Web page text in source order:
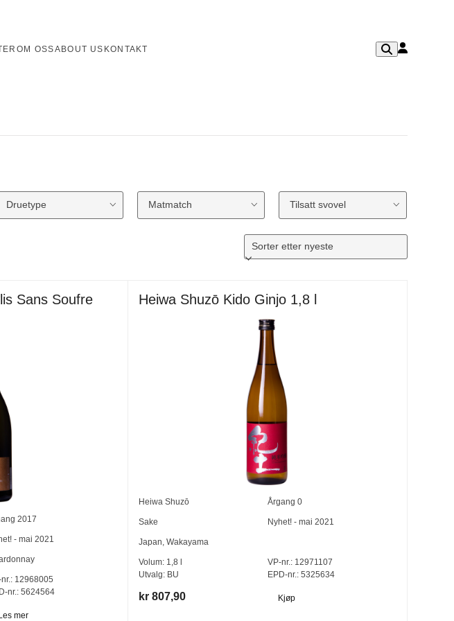
OM OSSABOUT US KONTAKT
Druetype Matmatch Tilsatt svovel
Sans Soufre
2017
- mai 2021
12968005
nr.: 5624564
Les mer
Heiwa Shuzō Kido Ginjo 1,8 l
Heiwa Shuzō Årgang 0
Sake Nyhet! - mai 2021
Japan, Wakayama
Volum: 1,8
Utvalg: BU
VP-nr.:12971107
EPD-nr.: 5325634
kr 807,90 Kjøp